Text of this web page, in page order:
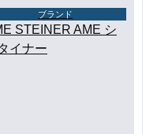
ブランド
STEINER AME シ
イナー